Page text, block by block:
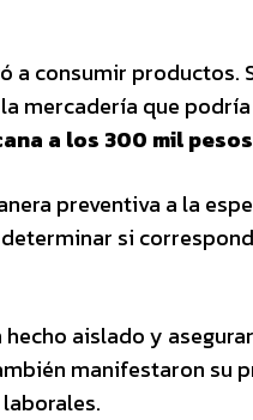
a consumir productos.
mercadería que
a los 300 mil
preventiva a la
si
aislado y
manifestaron su